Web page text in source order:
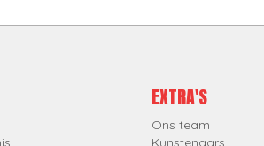
EXTRA'S
Ons team
Kunstenaars